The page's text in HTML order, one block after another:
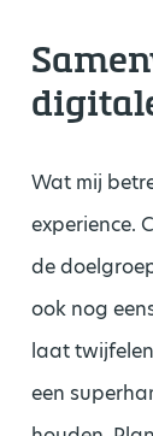
Wat mij
experience.
de
ook nog
laat
een